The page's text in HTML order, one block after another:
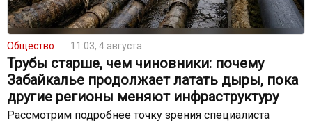
Общество 11:03, 4 августа
Трубы старше, чем чиновники: почему
Забайкалье продолжает латать дыры, пока
другие регионы меняют инфраструктуру
Рассмотрим подробнее точку зрения специалиста